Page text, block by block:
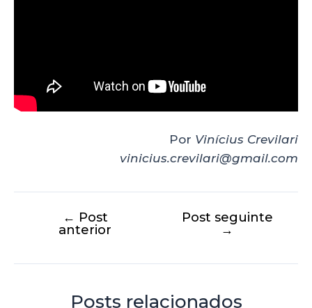
Por Vinícius Crevilari
vinicius.crevilari@gmail.com
← Post
anterior
Post seguinte
→
Posts relacionados